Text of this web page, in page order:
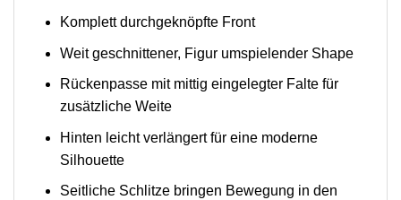
Komplett durchgeknöpfte Front
Weit geschnittener, Figur umspielender Shape
Rückenpasse mit mittig eingelegter Falte für
zusätzliche Weite
Hinten leicht verlängert für eine moderne
Silhouette
Seitliche Schlitze bringen Bewegung in den